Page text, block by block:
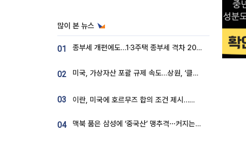
많이 본 뉴스
01 종부세 개편에도…1·3주택 종부세 격차 2028년부터 확대
02 미국, 가상자산 포괄 규제 속도…상원, ‘클래리티법’ 9월 절차투표 추진
03 이란, 미국에 호르무즈 합의 조건 제시…美 “경기 아직 안 끝나” [종합]
04 맥북 품은 삼성에 ‘중국산’ 맹추격⋯커지는 노트북 OLED 시장